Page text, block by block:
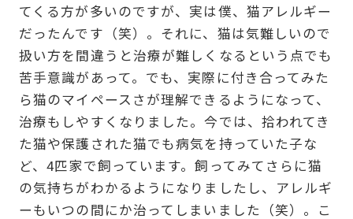
てくる方が多いのですが、実は僕、猫アレルギー
だったんです（笑）。それに、猫は気難しいので
扱い方を間違うと治療が難しくなるという点でも
苦手意識があって。でも、実際に付き合ってみた
ら猫のマイペースさが理解できるようになって、
治療もしやすくなりました。今では、拾われてき
た猫や保護された猫でも病気を持っていた子な
ど、4匹家で飼っています。飼ってみてさらに猫
の気持ちがわかるようになりましたし、アレルギ
ーもいつの間にか治ってしまいました（笑）。こ